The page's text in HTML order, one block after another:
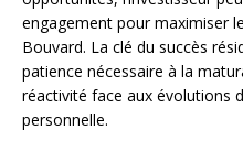
engagement pour maximiser
Bouvard. La clé du succès
patience nécessaire à la
réactivité face aux évolutions
personnelle.